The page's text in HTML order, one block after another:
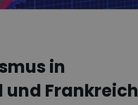
in
Frankreich